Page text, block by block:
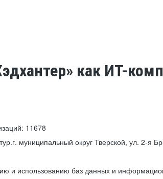
как ИТ-
11678
муниципальный округ Тверской, ул. 2-я
и использованию баз данных и